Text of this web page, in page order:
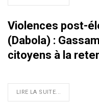
Violences post-
(Dabola) :
citoyens à la
LIRE LA SUITE...